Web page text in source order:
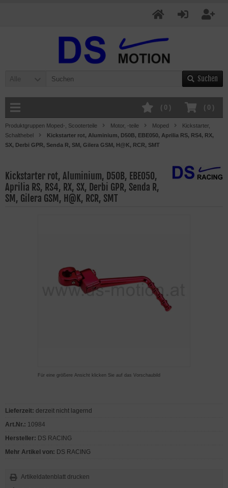
Alle Suchen
( 0 )
( 0 )
Produktgruppen Moped-, Scooterteile Motor, -teile Moped
Kickstarter,
Schalthebel
Kickstarter rot, Aluminium, D50B, EBE050, Aprilia RS, RS4, RX,
SX, Derbi GPR, Senda R, SM, Gilera GSM, H@K, RCR, SMT
Kickstarter rot, Aluminium, D50B, EBE050,
Aprilia RS, RS4, RX, SX, Derbi GPR, Senda R,
SM, Gilera GSM, H@K, RCR, SMT
Für eine größere Ansicht klicken Sie auf das Vorschaubild
Lieferzeit: derzeit nicht lagernd
Art.Nr.: 10984
Hersteller: DS RACING
Mehr Artikel von: DS RACING
Artikeldatenblatt drucken